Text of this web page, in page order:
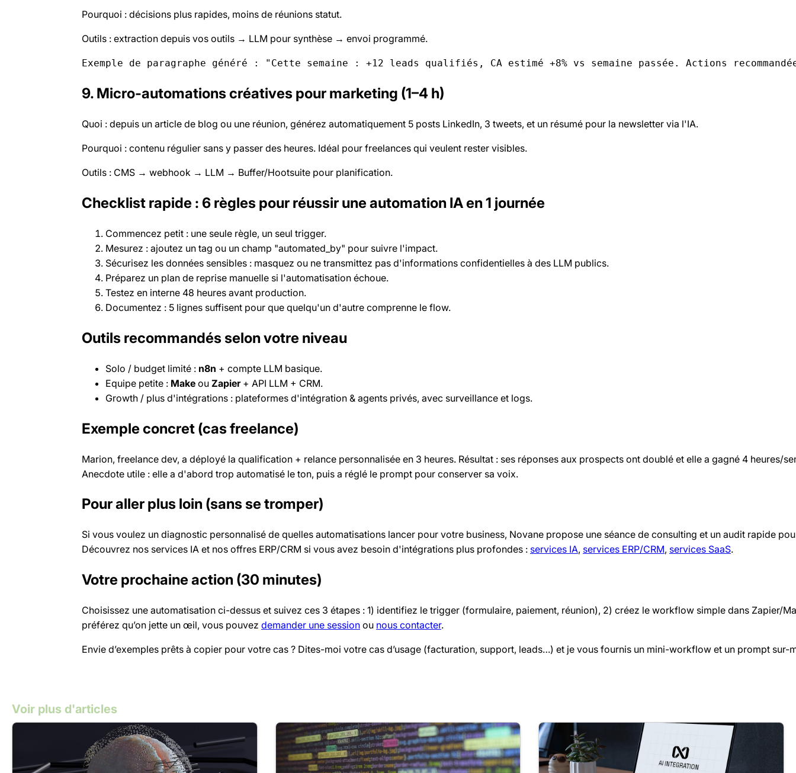
Pourquoi : décisions plus rapides, moins de réunions statut.
Outils : extraction depuis vos outils → LLM pour synthèse → envoi programmé.
Exemple de paragraphe généré : "Cette semaine : +12 leads qualifiés, CA estimé +8% vs semaine passée. Actions
9. Micro-automations créatives pour marketing (1–4 h)
Quoi : depuis un article de blog ou une réunion, générez automatiquement 5 posts LinkedIn, 3 tweets, et un résumé pour la newsletter via l'IA.
Pourquoi : contenu régulier sans y passer des heures. Idéal pour freelances qui veulent rester visibles.
Outils : CMS → webhook → LLM → Buffer/Hootsuite pour planification.
Checklist rapide : 6 règles pour réussir une automation IA en 1 journée
Commencez petit : une seule règle, un seul trigger.
Mesurez : ajoutez un tag ou un champ "automated_by" pour suivre l'impact.
Sécurisez les données sensibles : masquez ou ne transmittez pas d'informations confidentielles à des LLM publics.
Préparez un plan de reprise manuelle si l'automatisation échoue.
Testez en interne 48 heures avant production.
Documentez : 5 lignes suffisent pour que quelqu'un d'autre comprenne le flow.
Outils recommandés selon votre niveau
Solo / budget limité : n8n + compte LLM basique.
Equipe petite : Make ou Zapier+ API LLM + CRM.
Growth / plus d'intégrations : plateformes d'intégration & agents privés, avec surveillance et logs.
Exemple concret (cas freelance)
Marion, freelance dev, a déployé la qualification + relance personnalisée en 3 heures. Résultat : ses réponses aux prospects ont doublé et elle a gagné 4 heures/
Anecdote utile : elle a d'abord trop automatisé le ton, puis a réglé le prompt pour conserver sa voix.
Pour aller plus loin (sans se tromper)
Si vous voulez un diagnostic personnalisé de quelles automatisations lancer pour votre business, Novane propose une séance de consulting et un audit rapide
Découvrez nos services IA et nos offres ERP/CRM si vous avez besoin d'intégrations plus profondes : services IA, services ERP/CRM, services SaaS.
Votre prochaine action (30 minutes)
Choisissez une automatisation ci-dessus et suivez ces 3 étapes : 1) identifiez le trigger (formulaire, paiement, réunion), 2) créez le workflow simple dans Zapier/
préférez qu’on jette un œil, vous pouvez demander une session ou nous contacter.
Envie d’exemples prêts à copier pour votre cas ? Dites-moi votre cas d’usage (facturation, support, leads…) et je vous fournis un mini-workflow et un prompt sur-
Voir plus d'articles